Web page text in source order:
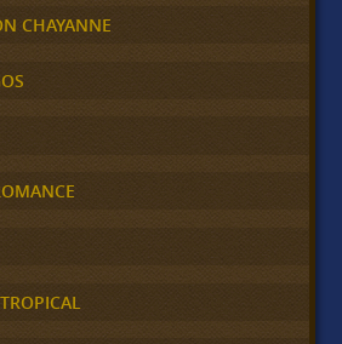
CHAYANNE